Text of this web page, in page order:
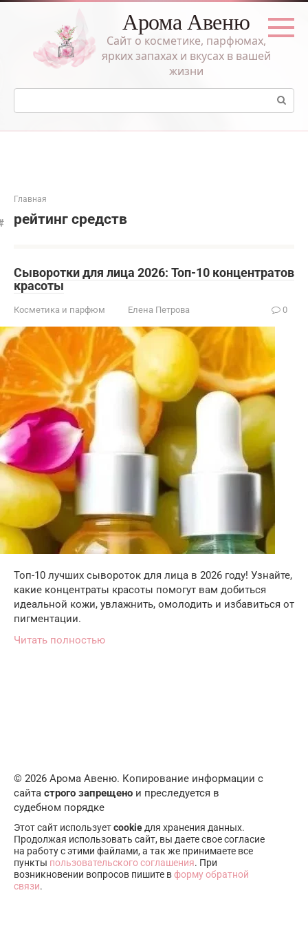
Перейти
Арома Авеню
Сайт о косметике, парфюмах,
ярких запахах и вкусах в вашей
жизни
Поиск:
Главная
рейтинг средств
Сыворотки для лица 2026: Топ-10 концентратов
красоты
Косметика и парфюм Елена Петрова 0
Топ-10 лучших сывороток для лица в 2026 году! Узнайте,
какие концентраты красоты помогут вам добиться
идеальной кожи, увлажнить, омолодить и избавиться от
пигментации.
Читать полностью
© 2026 Арома Авеню. Копирование информации с
сайта строго запрещено и преследуется в
судебном порядке
Этот сайт используетcookie для хранения данных.
Продолжая использовать сайт, вы даете свое согласие
на работу с этими файлами, а так же принимаете все
пункты пользовательского соглашения. При
возникновении вопросов пишите вформу обратной
связи.